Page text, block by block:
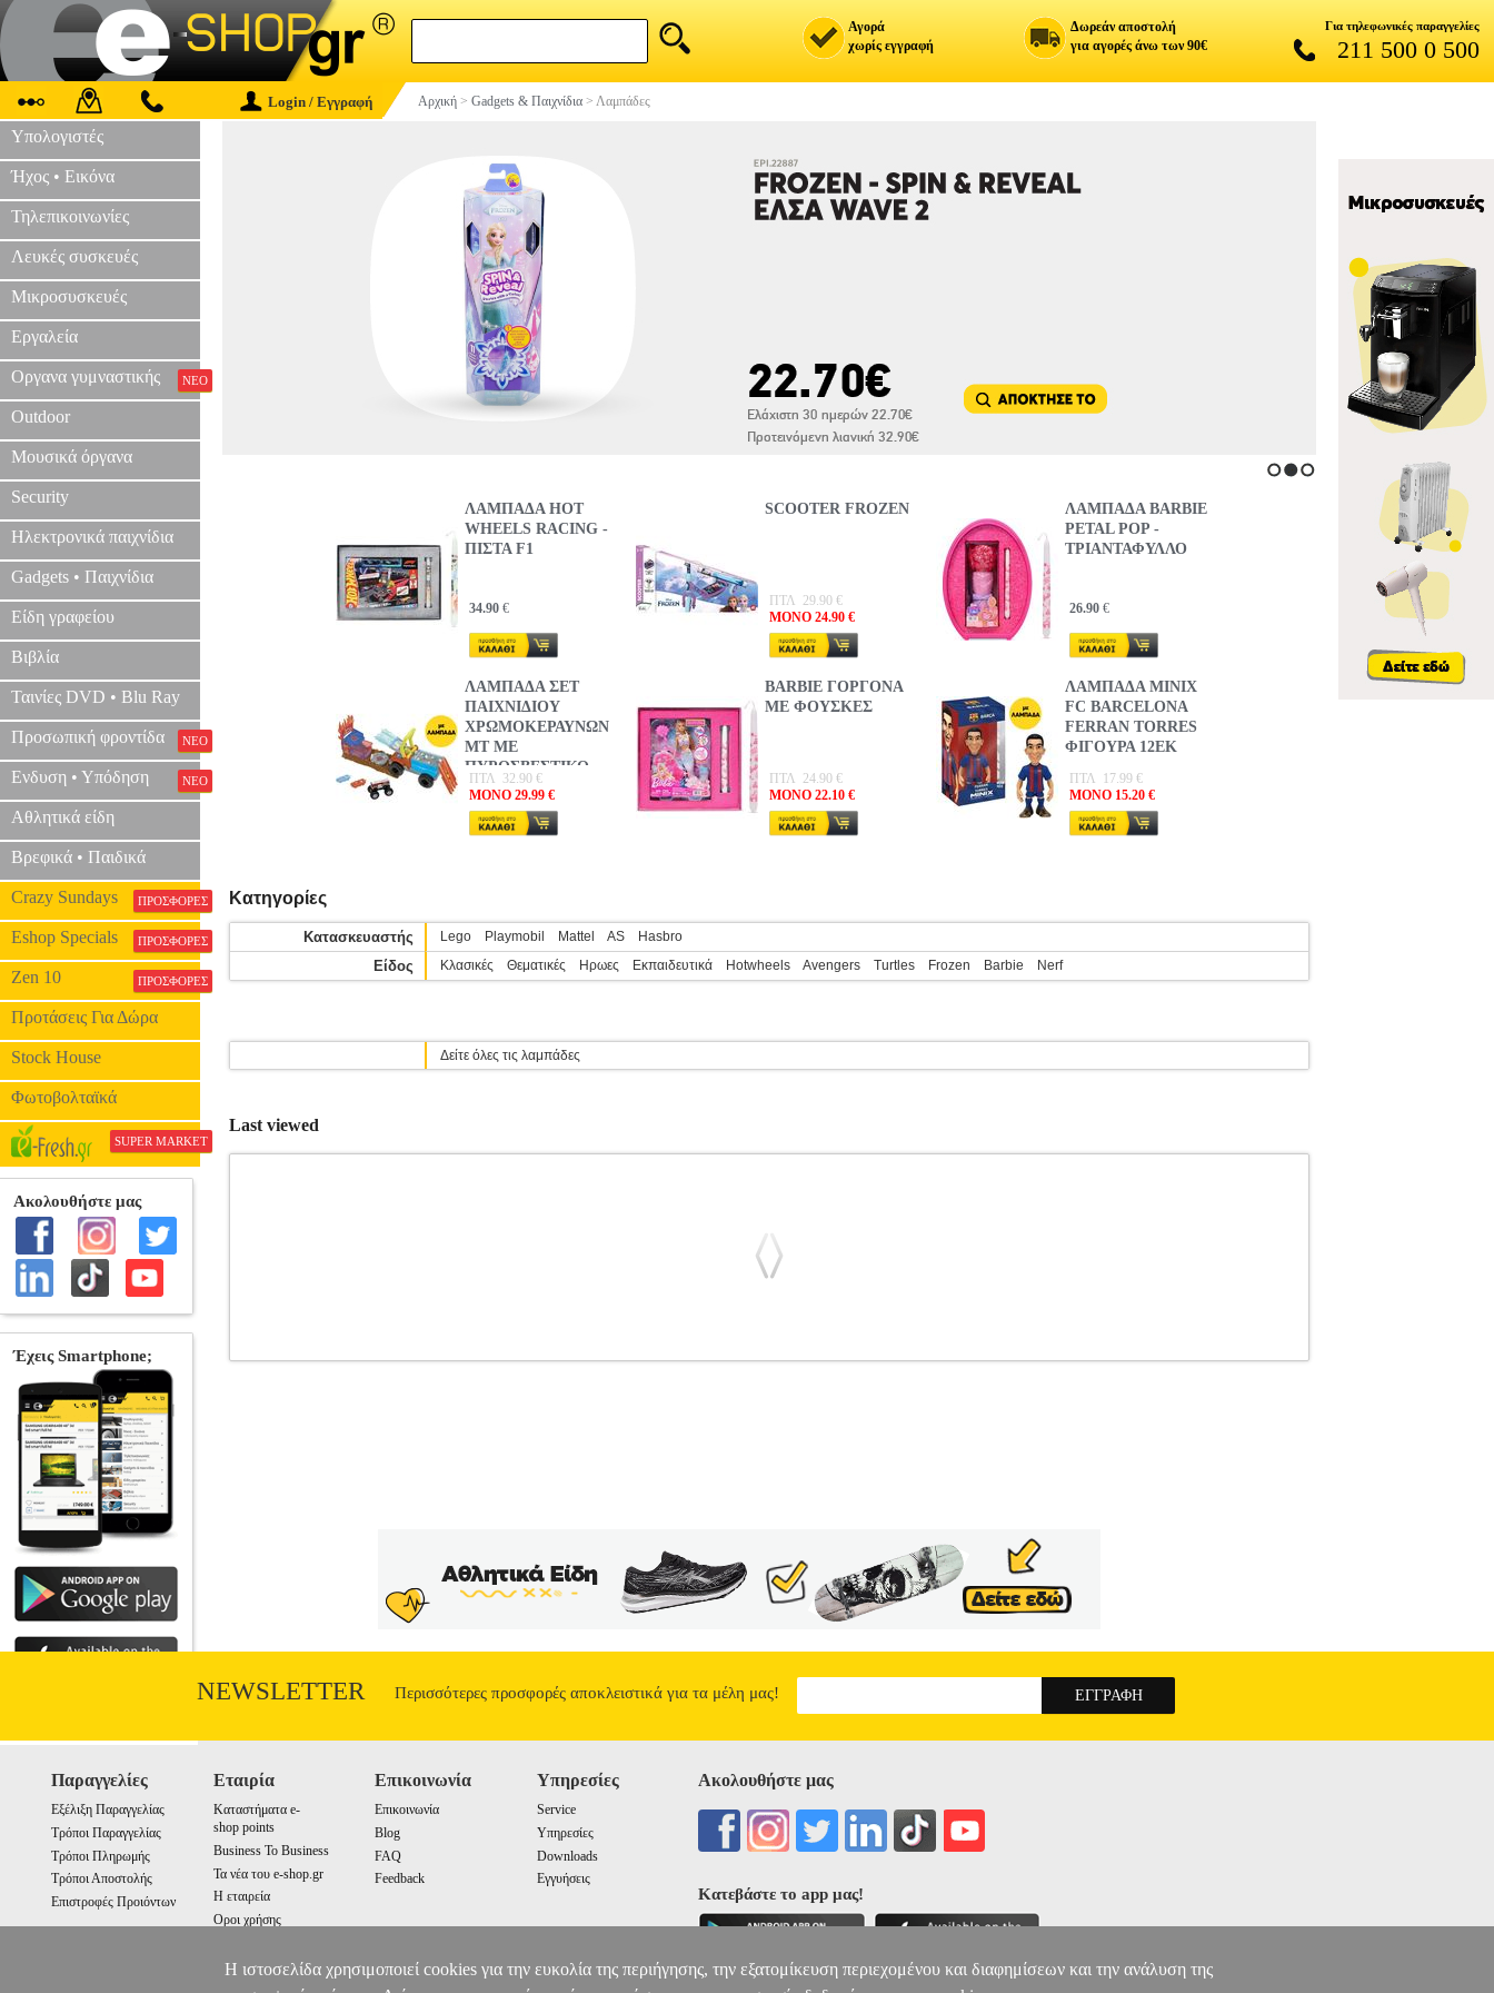
Αγορά
χωρίς εγγραφή
Δωρεάν αποστολή
για αγορές άνω των 90€
Για τηλεφωνικές παραγγελίες
211 500 0 500
Login / Εγγραφή Αρχική > Gadgets & Παιχνίδια > Λαμπάδες
Υπολογιστές
Ήχος • Εικόνα
Τηλεπικοινωνίες
Λευκές συσκευές
Μικροσυσκευές
Εργαλεία
Οργανα γυμναστικής ΝΕΟ
Outdoor
Μουσικά όργανα
Security
Ηλεκτρονικά παιχνίδια
Gadgets • Παιχνίδια
Είδη γραφείου
Βιβλία
Ταινίες DVD • Blu Ray
Προσωπική φροντίδα ΝΕΟ
Ενδυση • Υπόδηση ΝΕΟ
Αθλητικά είδη
Βρεφικά • Παιδικά
Crazy Sundays ΠΡΟΣΦΟΡΕΣ
Eshop Specials ΠΡΟΣΦΟΡΕΣ
Zen 10 ΠΡΟΣΦΟΡΕΣ
Προτάσεις Για Δώρα
Stock House
Φωτοβολταϊκά
SUPER MARKET
ΛΑΜΠΑΔΑ HOT
WHEELS RACING -
ΠΙΣΤΑ F1
34.90 €
SCOOTER FROZEN
ΠΤΛ 29.90 €
MONO 24.90 €
ΛΑΜΠΑΔΑ BARBIE
PETAL POP -
ΤΡΙΑΝΤΑΦΥΛΛΟ
26.90 €
ΛΑΜΠΑΔΑ BARBIE
ΠΤΛ 14.99 €
ΛΑΜΠΑΔΑ ΣΕΤ
ΠΑΙΧΝΙΔΙΟΥ
ΧΡΩΜΟΚΕΡΑΥΝΩΝ
MT ΜΕ
ΠΥΡΟΣΒΕΣΤΙΚΟ
ΠΤΛ 32.90 €
MONO 29.99 €
BARBIE ΓΟΡΓΟΝΑ
ΜΕ ΦΟΥΣΚΕΣ
ΠΤΛ 24.90 €
MONO 22.10 €
ΛΑΜΠΑΔΑ MINIX
FC BARCELONA
FERRAN TORRES
ΦΙΓΟΥΡΑ 12ΕΚ
ΠΤΛ 17.99 €
MONO 15.20 €
ΠΤΛ 30.00 €
MONO 28.49 €
Κατηγορίες
Κατασκευαστής Lego Playmobil Mattel AS Hasbro
Είδος Κλασικές Θεματικές Ηρωες Εκπαιδευτικά Hotwheels Avengers Turtles Frozen Barbie Nerf
Δείτε όλες τις λαμπάδες
Last viewed
NEWSLETTER Περισσότερες προσφορές αποκλειστικά για τα μέλη μας!
Παραγγελίες
Εξέλιξη Παραγγελίας
Τρόποι Παραγγελίας
Τρόποι Πληρωμής
Τρόποι Αποστολής
Επιστροφές Προιόντων
Εταιρία
Καταστήματα e-
shop points
Business To Business
Τα νέα του e-shop.gr
Η εταιρεία
Οροι χρήσης
Επικοινωνία
Επικοινωνία
Blog
FAQ
Feedback
Υπηρεσίες
Service
Υπηρεσίες
Downloads
Εγγυήσεις
Ακολουθήστε μας
Κατεβάστε το app μας!
Η ιστοσελίδα χρησιμοποιεί cookies για την ευκολία της περιήγησης, την εξατομίκευση περιεχομένου και διαφημίσεων και την ανάλυση της